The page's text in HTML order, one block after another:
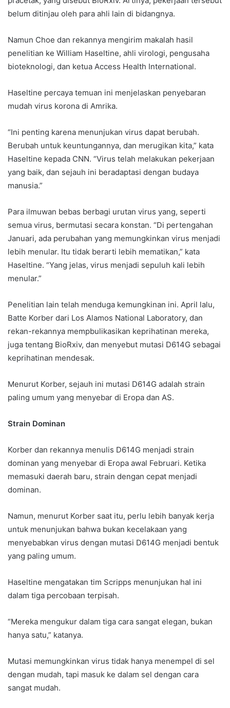
belum ditinjau oleh para ahli lain di bidangnya.
Namun Choe dan rekannya mengirim makalah hasil
penelitian ke William Haseltine, ahli virologi, pengusaha
bioteknologi, dan ketua Access Health International.
Haseltine percaya temuan ini menjelaskan penyebaran
mudah virus korona di Amrika.
“Ini penting karena menunjukan virus dapat berubah.
Berubah untuk keuntungannya, dan merugikan kita,” kata
Haseltine kepada CNN. “Virus telah melakukan pekerjaan
yang baik, dan sejauh ini beradaptasi dengan budaya
manusia.”
Para ilmuwan bebas berbagi urutan virus yang, seperti
semua virus, bermutasi secara konstan. “Di pertengahan
Januari, ada perubahan yang memungkinkan virus menjadi
lebih menular. Itu tidak berarti lebih mematikan,” kata
Haseltine. “Yang jelas, virus menjadi sepuluh kali lebih
menular.”
Penelitian lain telah menduga kemungkinan ini. April lalu,
Batte Korber dari Los Alamos National Laboratory, dan
rekan-rekannya mempbulikasikan keprihatinan mereka,
juga tentang BioRxiv, dan menyebut mutasi D614G sebagai
keprihatinan mendesak.
Menurut Korber, sejauh ini mutasi D614G adalah strain
paling umum yang menyebar di Eropa dan AS.
Strain Dominan
Korber dan rekannya menulis D614G menjadi strain
dominan yang menyebar di Eropa awal Februari. Ketika
memasuki daerah baru, strain dengan cepat menjadi
dominan.
Namun, menurut Korber saat itu, perlu lebih banyak kerja
untuk menunjukan bahwa bukan kecelakaan yang
menyebabkan virus dengan mutasi D614G menjadi bentuk
yang paling umum.
Haseltine mengatakan tim Scripps menunjukan hal ini
dalam tiga percobaan terpisah.
“Mereka mengukur dalam tiga cara sangat elegan, bukan
hanya satu,” katanya.
Mutasi memungkinkan virus tidak hanya menempel di sel
dengan mudah, tapi masuk ke dalam sel dengan cara
sangat mudah.